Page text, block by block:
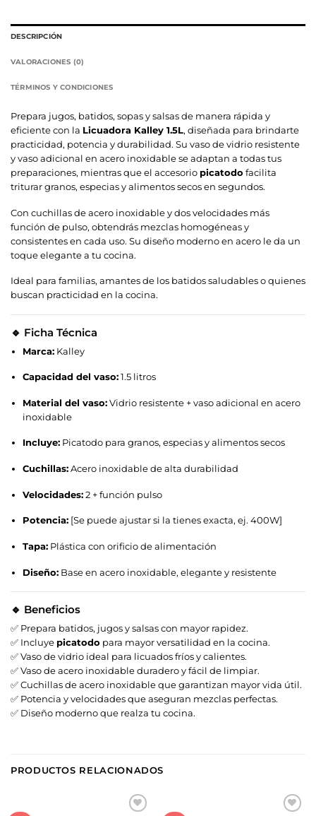
DESCRIPCIÓN
VALORACIONES (0)
TÉRMINOS Y CONDICIONES
Prepara jugos, batidos, sopas y salsas de manera rápida y
eficiente con la Licuadora Kalley 1.5L, diseñada para brindarte
practicidad, potencia y durabilidad. Su vaso de vidrio resistente
y vaso adicional en acero inoxidable se adaptan a todas tus
preparaciones, mientras que el accesorio picatodo facilita
triturar granos, especias y alimentos secos en segundos.
Con cuchillas de acero inoxidable y dos velocidades más
función de pulso, obtendrás mezclas homogéneas y
consistentes en cada uso. Su diseño moderno en acero le da un
toque elegante a tu cocina.
Ideal para familias, amantes de los batidos saludables o quienes
buscan practicidad en la cocina.
🔹 Ficha Técnica
Marca:Kalley
Capacidad del vaso:1.5 litros
Material del vaso:Vidrio resistente + vaso adicional en acero
inoxidable
Incluye:Picatodo para granos, especias y alimentos secos
Cuchillas:Acero inoxidable de alta durabilidad
Velocidades:2 + función pulso
Potencia:[Se puede ajustar si la tienes exacta, ej. 400W]
Tapa:Plástica con orificio de alimentación
Diseño:Base en acero inoxidable, elegante y resistente
🔹 Beneficios
✅ Prepara batidos, jugos y salsas con mayor rapidez.
✅ Incluye picatodo para mayor versatilidad en la cocina.
✅ Vaso de vidrio ideal para licuados fríos y calientes.
✅ Vaso de acero inoxidable duradero y fácil de limpiar.
✅ Cuchillas de acero inoxidable que garantizan mayor vida útil.
✅ Potencia y velocidades que aseguran mezclas perfectas.
✅ Diseño moderno que realza tu cocina.
PRODUCTOS RELACIONADOS